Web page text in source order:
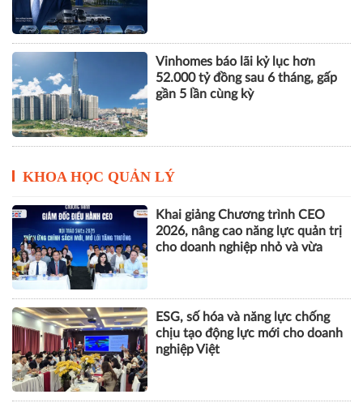
Vinhomes báo lãi kỷ lục hơn
52.000 tỷ đồng sau 6 tháng, gấp
gần 5 lần cùng kỳ
KHOA HỌC QUẢN LÝ
Khai giảng Chương trình CEO
2026, nâng cao năng lực quản trị
cho doanh nghiệp nhỏ và vừa
ESG, số hóa và năng lực chống
chịu tạo động lực mới cho doanh
nghiệp Việt